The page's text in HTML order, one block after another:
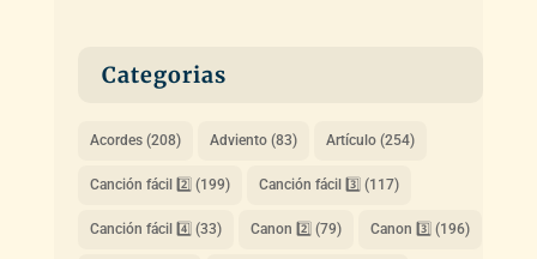
Categorias
Acordes(208) Adviento(83) Artículo(254)
Canción fácil 2️⃣ (199) Canción fácil 3️⃣ (117)
Canción fácil 4️⃣ (33) Canon 2️⃣ (79) Canon 3️⃣ (196)